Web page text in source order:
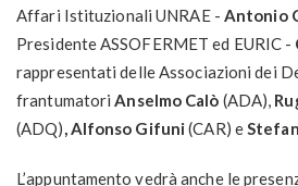
Affari Istituzionali UNRAE - Antonio
Presidente ASSOFERMET ed EURIC -
rappresentati delle Associazioni dei
frantumatoriAnselmo Calò (ADA),
(ADQ), Alfonso Gifuni (CAR) e
L’appuntamento vedrà anche le